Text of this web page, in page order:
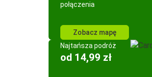
połączenia
Zobacz mapę
Najtańsza podróż
od 14,99 zł